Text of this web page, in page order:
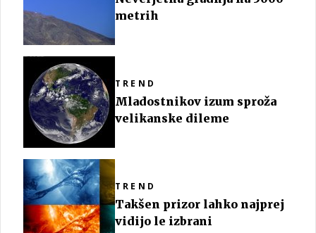
metrih
TREND
Mladostnikov izum sproža
velikanske dileme
TREND
Takšen prizor lahko najprej
vidijo le izbrani